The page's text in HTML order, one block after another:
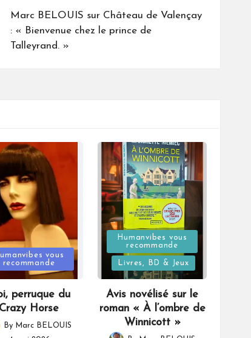
Marc BELOUIS sur Château de Valençay
: « Bienvenue chez le prince de
Talleyrand. »
vous
recommande
perruque du
Crazy Horse
By Marc BELOUIS
Posted
in
Humanvibes vous
recommande
Livres, BD & Jeux
Avis novélisé sur le
roman « À l’ombre de
Winnicott »